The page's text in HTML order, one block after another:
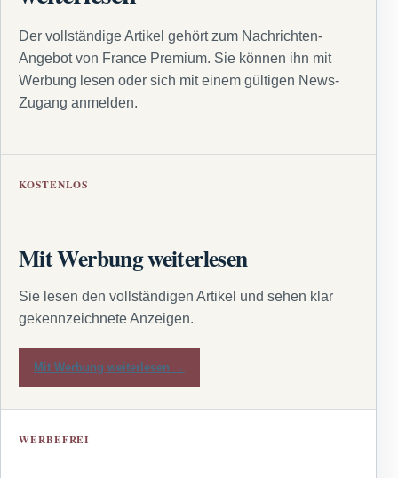
Der vollständige Artikel gehört zum Nachrichten-
Angebot von France Premium. Sie können ihn mit
Werbung lesen oder sich mit einem gültigen News-
Zugang anmelden.
KOSTENLOS
Mit Werbung weiterlesen
Sie lesen den vollständigen Artikel und sehen klar
gekennzeichnete Anzeigen.
Mit Werbung weiterlesen →
WERBEFREI